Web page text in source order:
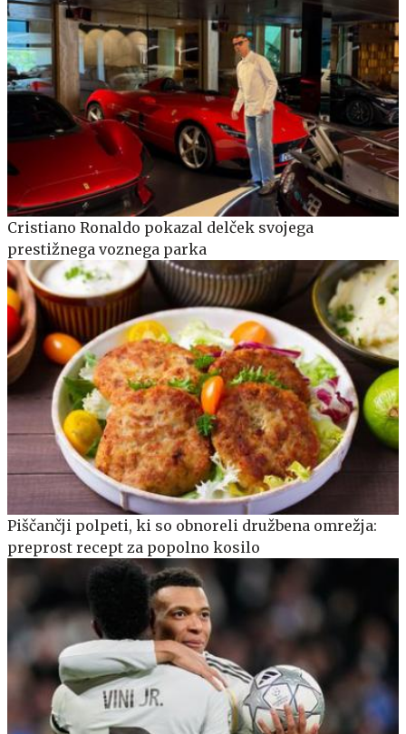
Cristiano Ronaldo pokazal delček svojega
prestižnega voznega parka
Piščančji polpeti, ki so obnoreli družbena omrežja:
preprost recept za popolno kosilo